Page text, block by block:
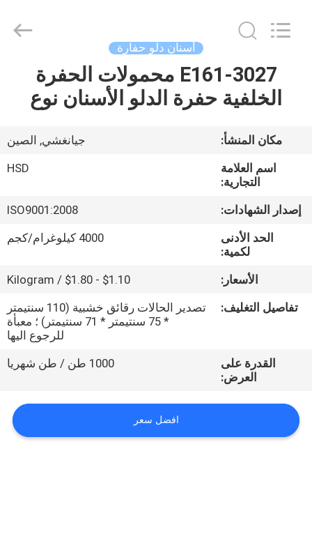
الصفحة
الرئيسية
منتجات
معلومات
عنا
المعمل
الجودة
اتصل
بنا
أسنان دلو حفارة
E161-3027 محمولات الحفرة
الخلفية حفرة الدلو الأسنان نوع
مكان المنشأ:
جيانغشي, الصين
اسم العلامة
التجارية:
HSD
إصدار الشهادات:
ISO9001:2008
الحد الأدنى
لكمية:
4000 كيلوغرام/كجم
الأسعار:
$1.10 - $1.80 / Kilogram
تفاصيل التغليف:
تصدير الحالات رقائق خشبية (110 سنتيمتر
* 75 سنتيمتر * 71 سنتيمتر) ؛ معبأة
للرجوع اليها
القدرة على
العرض:
1000 طن / طن شهريا
افضل سعر